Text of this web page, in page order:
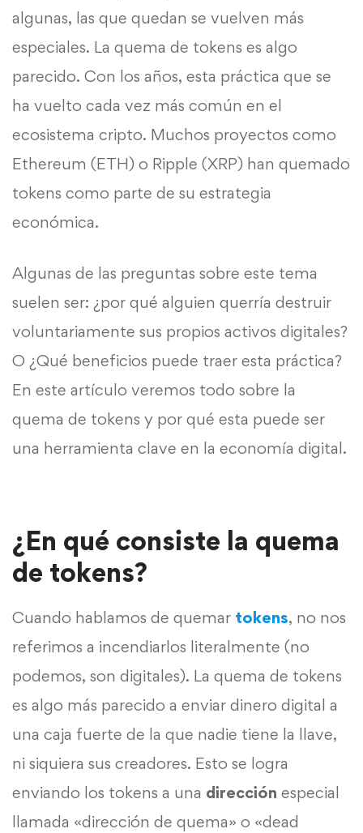
algunas, las que quedan se vuelven más
especiales. La quema de tokens es algo
parecido. Con los años, esta práctica que se
ha vuelto cada vez más común en el
ecosistema cripto. Muchos proyectos como
Ethereum (ETH) o Ripple (XRP) han quemado
tokens como parte de su estrategia
económica.
Algunas de las preguntas sobre este tema
suelen ser: ¿por qué alguien querría destruir
voluntariamente sus propios activos digitales?
O ¿Qué beneficios puede traer esta práctica?
En este artículo veremos todo sobre la
quema de tokens y por qué esta puede ser
una herramienta clave en la economía digital.
¿En qué consiste la quema
de tokens?
Cuando hablamos de quemar tokens, no nos
referimos a incendiarlos literalmente (no
podemos, son digitales). La quema de tokens
es algo más parecido a enviar dinero digital a
una caja fuerte de la que nadie tiene la llave,
ni siquiera sus creadores. Esto se logra
enviando los tokens a una dirección especial
llamada «dirección de quema» o «dead